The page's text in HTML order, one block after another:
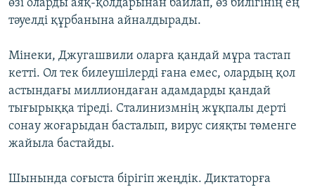
өзі оларды аяқ-қолдарынан байлап, өз билігінің ең
тәуелді құрбанына айналдырады.
Мінеки, Джугашвили оларға қандай мұра тастап
кетті. Ол тек билеушілерді ғана емес, олардың қол
астындағы миллиондаған адамдарды қандай
тығырыққа тіреді. Сталинизмнің жұқпалы дерті
сонау жоғарыдан басталып, вирус сияқты төменге
жайыла бастайды.
Шынында соғыста бірігіп жеңдік. Диктаторға